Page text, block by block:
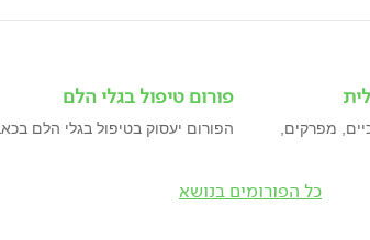
מפרקים,
פורום טיפול בגלי הלם
הפורום יעסוק בטיפול בגלי הלם
כל הפורומים בנושא